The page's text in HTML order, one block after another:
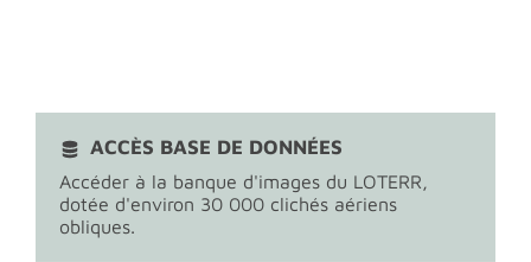
ACCÈS BASE DE DONNÉES
Accéder à la banque d'images du LOTERR,
dotée d'environ 30 000 clichés aériens
obliques.